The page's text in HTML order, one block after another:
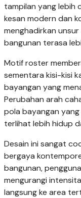
tampilan yang lebih
kesan modern dan
menghadirkan
bangunan terasa
Motif roster
sementara kisi-kisi
bayangan yang
Perubahan arah
pola bayangan
terlihat lebih hidup
Desain ini sangat
bergaya
bangunan,
mengurangi
langsung ke area